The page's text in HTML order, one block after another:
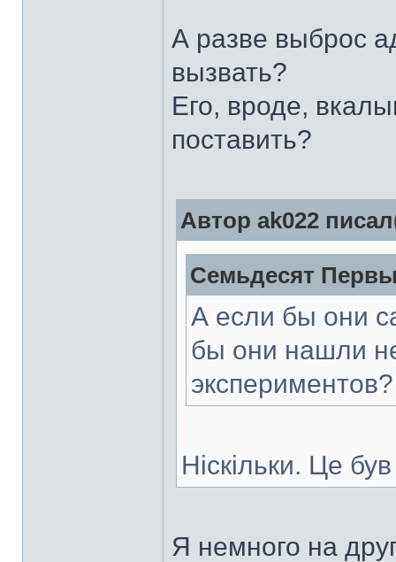
А разве выброс
вызвать?
Его, вроде,
поставить?
Автор ak022
Семьдесят
А если бы они
бы они нашли
экспериментов?
Ніскільки. Це
Я немного на